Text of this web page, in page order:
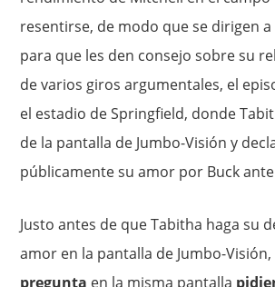
resentirse, de modo que se dirigen
para que les den consejo sobre su
de varios giros argumentales, el
el estadio de Springfield, donde
de la pantalla de Jumbo-Visión y
públicamente su amor por Buck
Justo antes de que Tabitha haga su
amor en la pantalla de Jumbo-
pregunta en la misma pantalla